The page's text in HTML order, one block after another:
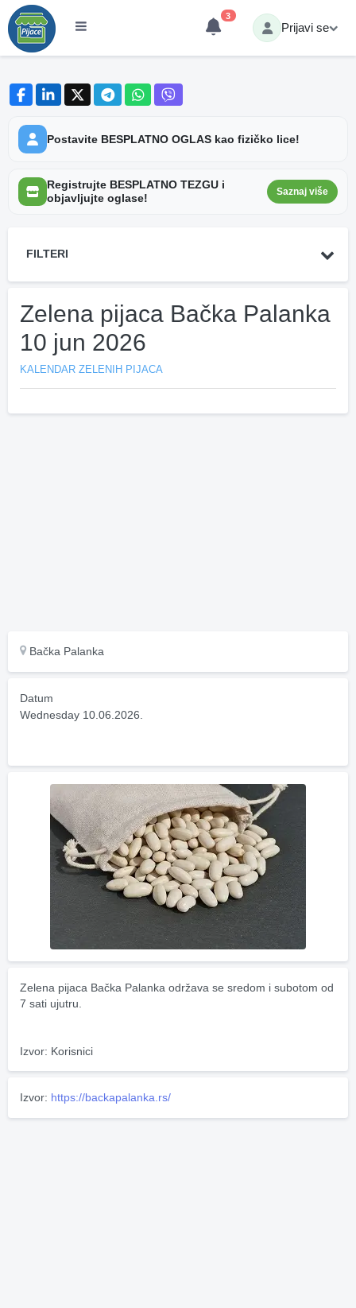
3
Prijavi se
Postavite BESPLATNO OGLAS kao fizičko lice!
Registrujte BESPLATNO TEZGU i
objavljujte oglase!
Saznaj više
FILTERI
Zelena pijaca Bačka Palanka
10 jun 2026
KALENDAR ZELENIH PIJACA
Bačka Palanka
Datum
Wednesday 10.06.2026.
Zelena pijaca Bačka Palanka održava se sredom i subotom od
7 sati ujutru.
Izvor: Korisnici
Izvor: https://backapalanka.rs/